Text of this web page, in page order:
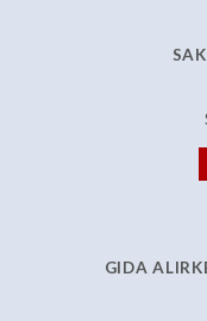
GIDA